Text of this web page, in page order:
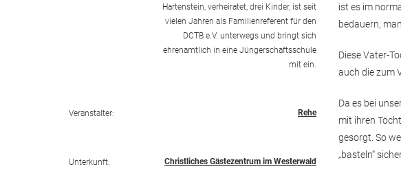
ist es im
bedauern,
Diese Vater-
auch die zum
Da es bei
mit ihren
gesorgt. So
„basteln“
Hartenstein, verheiratet, drei Kinder, ist seit
vielen Jahren als Familienreferent für den
DCTB e.V. unterwegs und bringt sich
ehrenamtlich in eine Jüngerschaftsschule
mit ein.
Veranstalter: Rehe
Unterkunft: Christliches Gästezentrum im Westerwald